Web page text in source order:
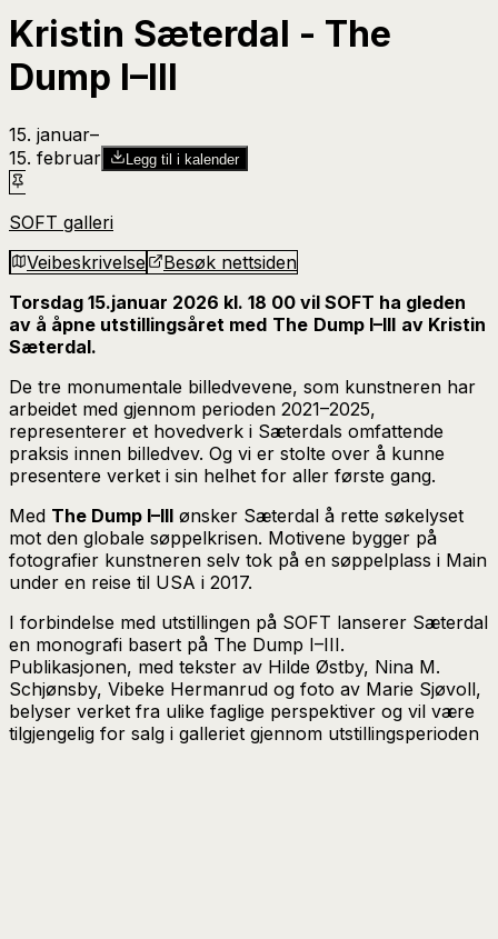
Kristin Sæterdal - The
Dump I–III
15. januar–​
15. februar
Legg til i kalender
SOFT galleri
Veibeskrivelse
Besøk nettsiden
Torsdag 15.januar 2026 kl. 18 00 vil SOFT ha gleden
av å åpne utstillingsåret med The Dump I–III av Kristin
Sæterdal.
De tre monumentale billedvevene, som kunstneren har
arbeidet med gjennom perioden 2021–2025,
representerer et hovedverk i Sæterdals omfattende
praksis innen billedvev. Og vi er stolte over å kunne
presentere verket i sin helhet for aller første gang.
Med The Dump I–III ønsker Sæterdal å rette søkelyset
mot den globale søppelkrisen. Motivene bygger på
fotografier kunstneren selv tok på en søppelplass i Main
under en reise til USA i 2017.
I forbindelse med utstillingen på SOFT lanserer Sæterdal
en monografi basert på The Dump I–III.
Publikasjonen, med tekster av Hilde Østby, Nina M.
Schjønsby, Vibeke Hermanrud og foto av Marie Sjøvoll,
belyser verket fra ulike faglige perspektiver og vil være
tilgjengelig for salg i galleriet gjennom utstillingsperioden